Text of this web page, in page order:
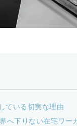
ている切実な理由
へ下りない在宅ワー